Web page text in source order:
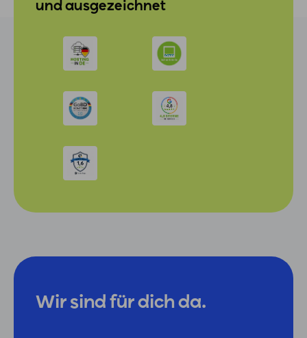
und ausgezeichnet
Wir sind für dich da.